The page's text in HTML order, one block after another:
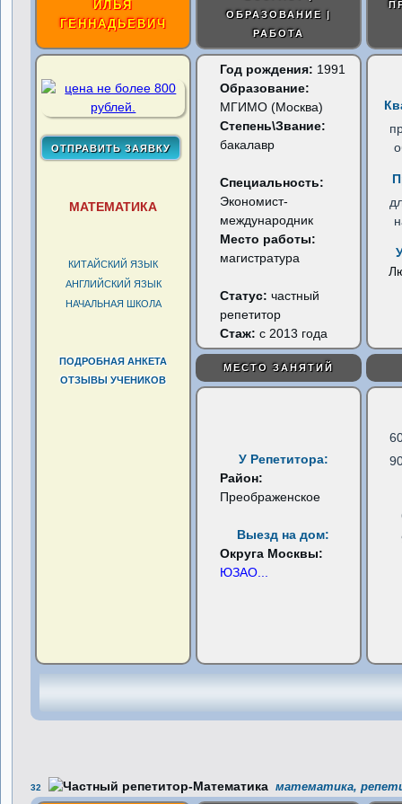
ИЛЬЯ
ГЕННАДЬЕВИЧ
ОБРАЗОВАНИЕ |
РАБОТА
МАТЕМАТИКА
КИТАЙСКИЙ ЯЗЫК
АНГЛИЙСКИЙ ЯЗЫК
НАЧАЛЬНАЯ ШКОЛА
ПОДРОБНАЯ АНКЕТА
ОТЗЫВЫ УЧЕНИКОВ
Год рождения: 1991
Образование:
МГИМО (Москва)
Степень\Звание:
бакалавр
Специальность:
Экономист-
международник
Место работы:
магистратура
Статус:частный
репетитор
Стаж: с 2013 года
МЕСТО ЗАНЯТИЙ
У Репетитора:
Район:
Преображенское
Выезд на дом:
Округа Москвы:
ЮЗАО
32 математика,